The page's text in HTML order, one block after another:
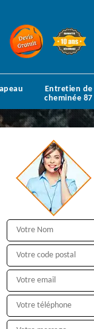
Entretien de
cheminée 87